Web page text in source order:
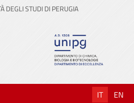
DEGLI STUDI DI PERUGIA
IT EN